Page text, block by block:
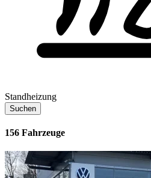
Standheizung
Suchen
156 Fahrzeuge